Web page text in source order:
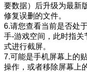
要数据）后升级为最新
修复误删的文件。
6.请您查看当前是否处
手-游戏空间，此时指
式进行截屏。
7.可能是手机屏幕上的
操作，或者移除屏幕上